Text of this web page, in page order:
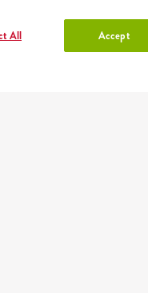
All Accept